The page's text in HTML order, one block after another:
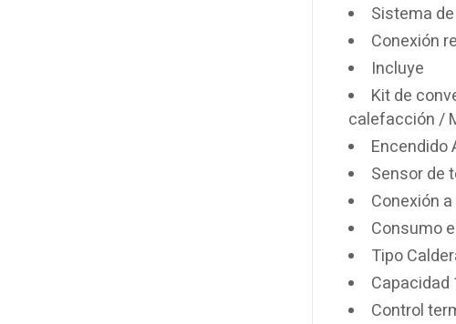
Sistema
Conexión
Incluye
Kit de
calefacción /
Encendido
Sensor de
Conexión
Consumo
Tipo
Capacidad
Control